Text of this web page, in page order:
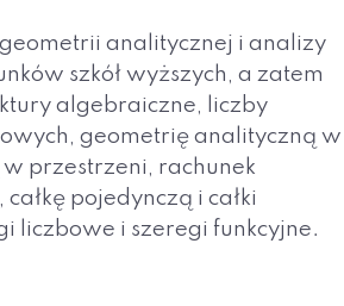
analitycznej i analizy
szkół wyższych, a zatem
algebraiczne, liczby
geometrię analityczną w
przestrzeni, rachunek
pojedynczą i całki
liczbowe i szeregi funkcyjne.